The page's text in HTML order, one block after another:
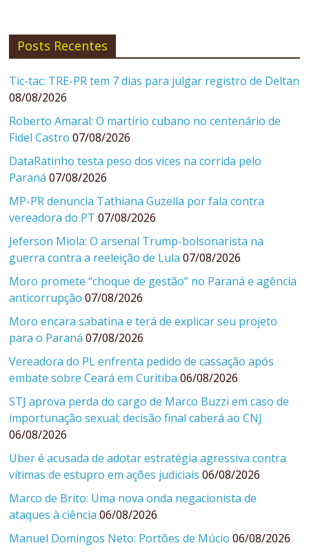
Posts Recentes
Tic-tac: TRE-PR tem 7 dias para julgar registro de Deltan
08/08/2026
Roberto Amaral: O martírio cubano no centenário de
Fidel Castro 07/08/2026
DataRatinho testa peso dos vices na corrida pelo
Paraná 07/08/2026
MP-PR denuncia Tathiana Guzella por fala contra
vereadora do PT 07/08/2026
Jeferson Miola: O arsenal Trump-bolsonarista na
guerra contra a reeleição de Lula 07/08/2026
Moro promete “choque de gestão” no Paraná e agência
anticorrupção 07/08/2026
Moro encara sabatina e terá de explicar seu projeto
para o Paraná 07/08/2026
Vereadora do PL enfrenta pedido de cassação após
embate sobre Ceará em Curitiba 06/08/2026
STJ aprova perda do cargo de Marco Buzzi em caso de
importunação sexual; decisão final caberá ao CNJ
06/08/2026
Uber é acusada de adotar estratégia agressiva contra
vítimas de estupro em ações judiciais 06/08/2026
Marco de Brito: Uma nova onda negacionista de
ataques à ciência 06/08/2026
Manuel Domingos Neto: Portões de Múcio 06/08/2026